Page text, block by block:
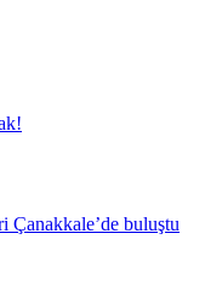
Çanakkale’de buluştu